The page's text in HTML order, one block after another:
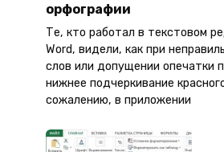
орфографии
Те, кто работал в текстовом
Word, видели, как при
слов или допущении опечатки
нижнее подчеркивание
сожалению, в приложении